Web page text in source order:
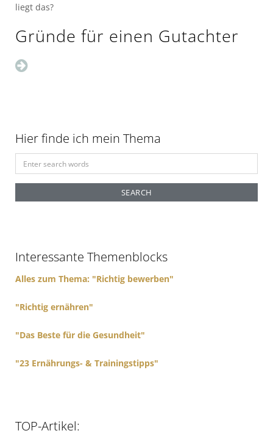
liegt das?
Gründe für einen Gutachter
Hier finde ich mein Thema
e
r
o
Interessante Themenblocks
Alles zum Thema: "Richtig bewerben"
"Richtig ernähren"
"Das Beste für die Gesundheit"
"23 Ernährungs- & Trainingstipps"
TOP-Artikel: